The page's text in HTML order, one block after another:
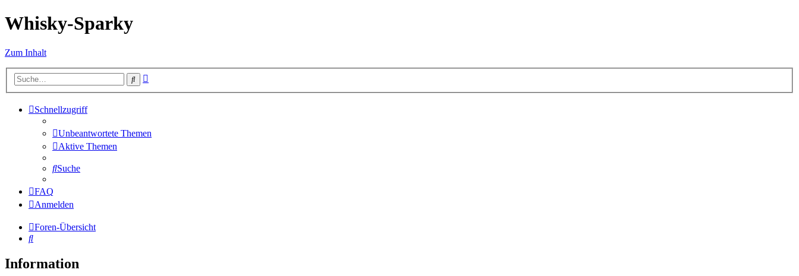
Whisky-Sparky
Zum Inhalt
Suche
Schnellzugriff
Unbeantwortete Themen
Aktive Themen
Suche
FAQ
Anmelden
Foren-Übersicht
Suche
Information